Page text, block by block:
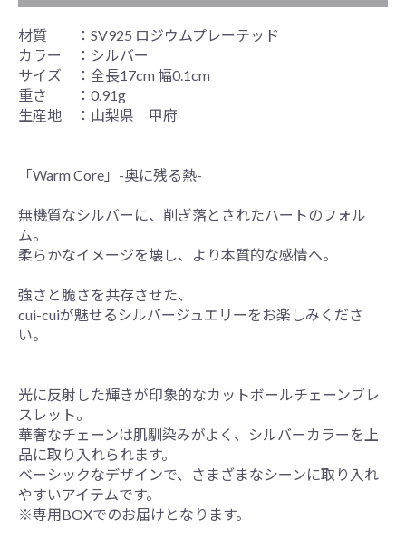
材質 ：SV925 ロジウムプレーテッド
カラー ：シルバー
サイズ ：全長17cm 幅0.1cm
重さ ：0.91g
生産地 ：山梨県 甲府
「Warm Core」-奥に残る熱-
無機質なシルバーに、削ぎ落とされたハートのフォル
ム。
柔らかなイメージを壊し、より本質的な感情へ。
強さと脆さを共存させた、
cui-cuiが魅せるシルバージュエリーをお楽しみくださ
い。
光に反射した輝きが印象的なカットボールチェーンブレ
スレット。
華奢なチェーンは肌馴染みがよく、シルバーカラーを上
品に取り入れられます。
ベーシックなデザインで、さまざまなシーンに取り入れ
やすいアイテムです。
※専用BOXでのお届けとなります。